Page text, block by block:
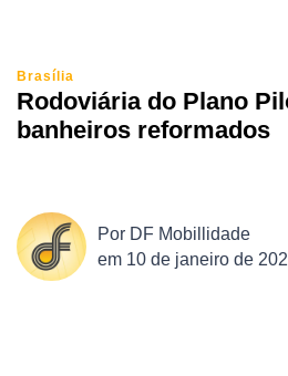
Brasília
Rodoviária do Plano
banheiros reformados
Por DF Mobillidade
em 10 de janeiro de